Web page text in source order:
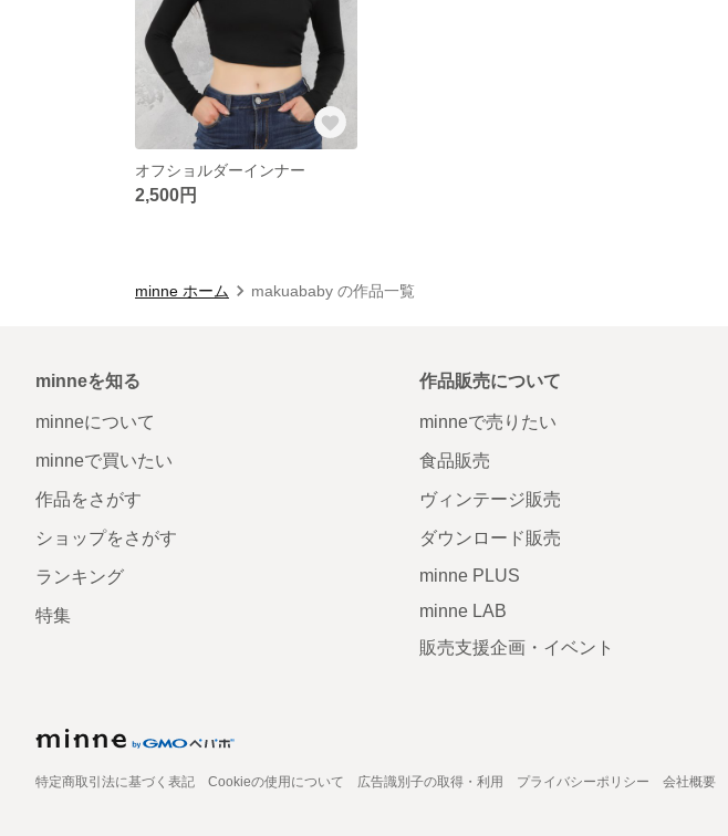
オフショルダーインナー
2,500円
minne ホーム makuababy の作品一覧
minneを知る
minneについて
minneで買いたい
作品をさがす
ショップをさがす
ランキング
特集
作品販売について
minneで売りたい
食品販売
ヴィンテージ販売
ダウンロード販売
minne PLUS
minne LAB
販売支援企画・イベント
特定商取引法に基づく表記 Cookieの使用について 広告識別子の取得・利用 プライバシーポリシー 会社概要